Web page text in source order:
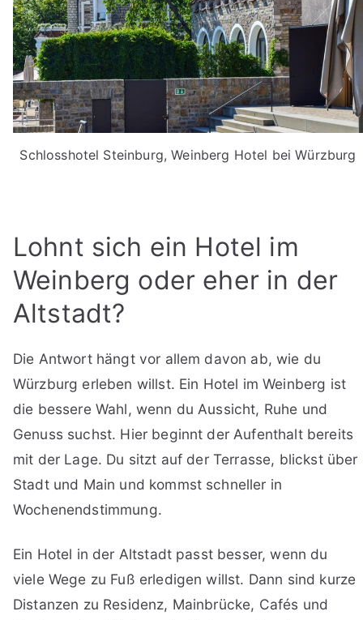
Schlosshotel Steinburg, Weinberg Hotel bei Würzburg
Lohnt sich ein Hotel im
Weinberg oder eher in der
Altstadt?
Die Antwort hängt vor allem davon ab, wie du
Würzburg erleben willst. Ein Hotel im Weinberg ist
die bessere Wahl, wenn du Aussicht, Ruhe und
Genuss suchst. Hier beginnt der Aufenthalt bereits
mit der Lage. Du sitzt auf der Terrasse, blickst über
Stadt und Main und kommst schneller in
Wochenendstimmung.
Ein Hotel in der Altstadt passt besser, wenn du
viele Wege zu Fuß erledigen willst. Dann sind kurze
Distanzen zu Residenz, Mainbrücke, Cafés und